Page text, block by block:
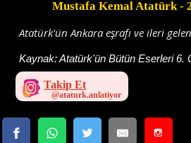
Mustafa Kemal Atatürk-
Atatürk'ün Ankara eşrafı ve ileri
Kaynak:Atatürk'ün Bütün Eserleri 6.
Takip Et